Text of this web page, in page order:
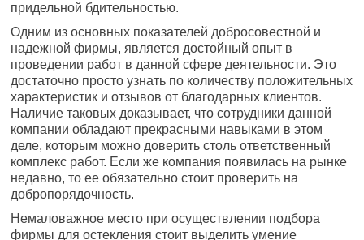
придельной бдительностью.
Одним из основных показателей добросовестной и
надежной фирмы, является достойный опыт в
проведении работ в данной сфере деятельности. Это
достаточно просто узнать по количеству положительных
характеристик и отзывов от благодарных клиентов.
Наличие таковых доказывает, что сотрудники данной
компании обладают прекрасными навыками в этом
деле, которым можно доверить столь ответственный
комплекс работ. Если же компания появилась на рынке
недавно, то ее обязательно стоит проверить на
добропорядочность.
Немаловажное место при осуществлении подбора
фирмы для остекления стоит выделить умение